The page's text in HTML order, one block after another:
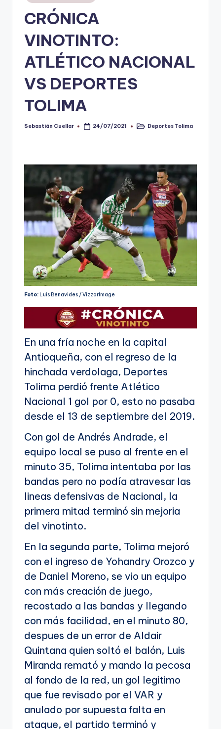
V
ti
en
CRÓNICA
VINOTINTO:
ATLÉTICO NACIONAL
VS DEPORTES
TOLIMA
Publicado
Sebastián Cuellar 24/07/2021
Publicado
Deportes Tolima
Foto: Luis Benavides / VizzorImage
En una fría noche en la capital
Antioqueña, con el regreso de la
hinchada verdolaga, Deportes
Tolima perdió frente Atlético
Nacional 1 gol por 0, esto no pasaba
desde el 13 de septiembre del 2019.
Con gol de Andrés Andrade, el
equipo local se puso al frente en el
minuto 35, Tolima intentaba por las
bandas pero no podía atravesar las
lineas defensivas de Nacional, la
primera mitad terminó sin mejoria
del vinotinto.
En la segunda parte, Tolima mejoró
con el ingreso de Yohandry Orozco y
de Daniel Moreno, se vio un equipo
con más creación de juego,
recostado a las bandas y llegando
con más facilidad, en el minuto 80,
despues de un error de Aldair
Quintana quien soltó el balón, Luis
Miranda remató y mando la pecosa
al fondo de la red, un gol legitimo
que fue revisado por el VAR y
anulado por supuesta falta en
ataque, el partido terminó y